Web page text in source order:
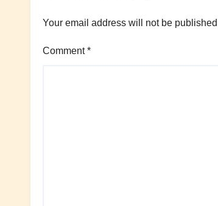
Your email address will not be
Comment*